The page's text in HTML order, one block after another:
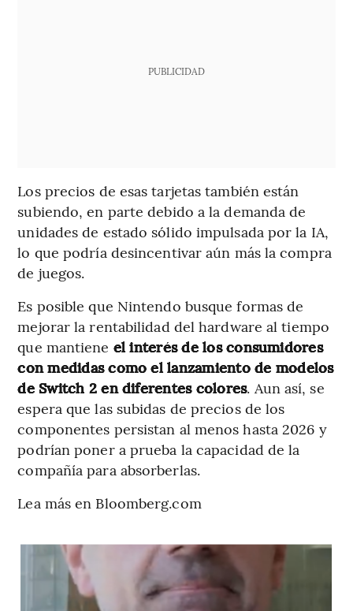
PUBLICIDAD
Los precios de esas tarjetas también están
subiendo, en parte debido a la demanda de
unidades de estado sólido impulsada por la IA,
lo que podría desincentivar aún más la compra
de juegos.
Es posible que Nintendo busque formas de
mejorar la rentabilidad del hardware al tiempo
que mantiene el interés de los consumidores
con medidas como el lanzamiento de modelos
de Switch 2 en diferentes colores. Aun así, se
espera que las subidas de precios de los
componentes persistan al menos hasta 2026 y
podrían poner a prueba la capacidad de la
compañía para absorberlas.
Lea más en Bloomberg.com